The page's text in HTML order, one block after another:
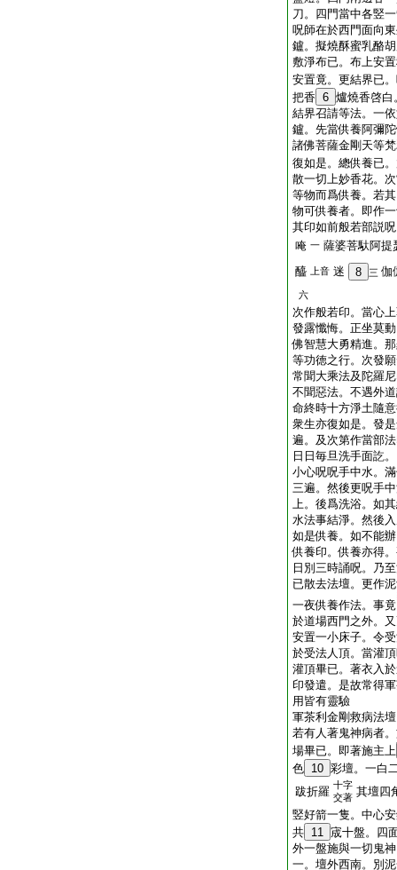
刀。四門當中各竪
呪師在於西門面向
鑪。擬燒酥蜜乳酪
敷淨布已。布上安
安置竟。更結界已
把香 6 爐燒香啓白
結界召請等法。一
鑪。先當供養阿彌
諸佛菩薩金剛天等
復如是。總供養已
散一切上妙香花。
等物而爲供養。若
物可供養者。即作
其印如前般若部説
唵 一 薩婆菩馱阿提
醯
上音 迷 8 三 伽
六
次作般若印。當心
發露懺悔。正坐莫
佛智慧大勇精進。
等功徳之行。次發
常聞大乘法及陀羅
不聞惡法。不遇外
命終時十方淨土隨
衆生亦復如是。發
遍。及次第作當部
日日毎旦洗手面訖
小心呪呪手中水。
三遍。然後更呪手
上。後爲洗浴。如
水法事結淨。然後
如是供養。如不能
供養印。供養亦得
日別三時誦呪。乃
已散去法壇。更作
一夜供養作法。事竟
於道場西門之外。
安置一小床子。令
於受法人頂。當灌
灌頂畢已。著衣入
印發遣。是故常得
用皆有靈驗
軍茶利金剛救病法壇
若有人著鬼神病者
場畢已。即著施主上
色 10 彩壇。一白
跋折羅 十字
交著 其壇四
竪好箭一隻。中心
共 11 宬十盤。四
外一盤施與一切鬼
一。壇外西南。別